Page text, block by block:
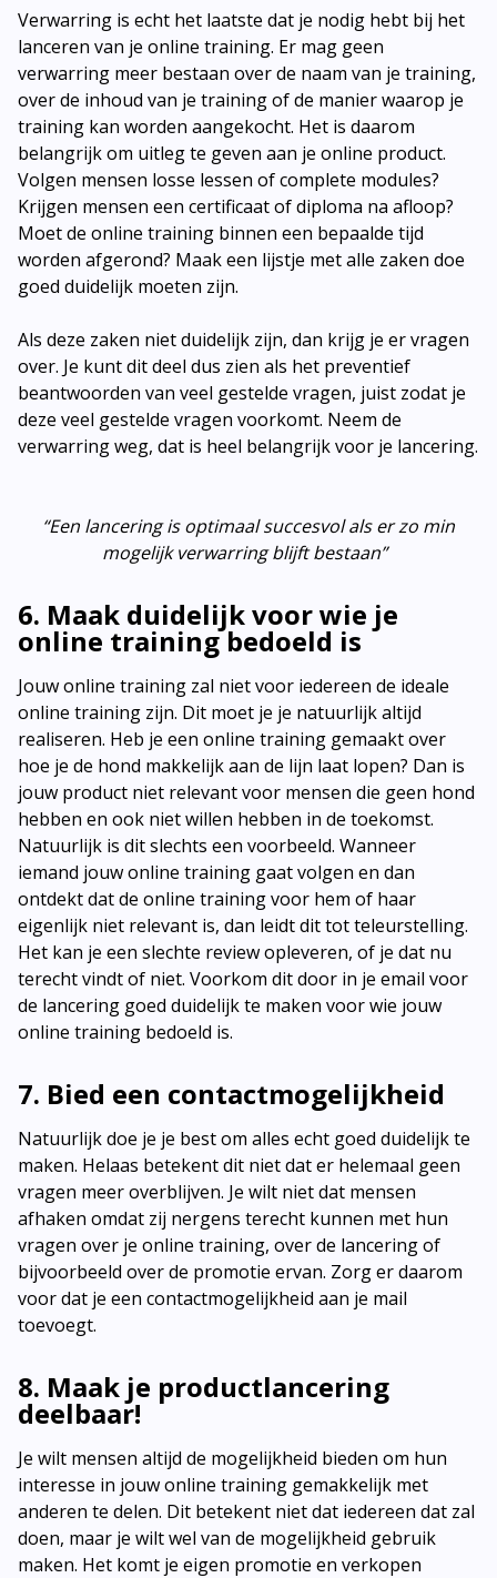
Verwarring is echt het laatste dat je nodig hebt bij het
lanceren van je online training. Er mag geen
verwarring meer bestaan over de naam van je training,
over de inhoud van je training of de manier waarop je
training kan worden aangekocht. Het is daarom
belangrijk om uitleg te geven aan je online product.
Volgen mensen losse lessen of complete modules?
Krijgen mensen een certificaat of diploma na afloop?
Moet de online training binnen een bepaalde tijd
worden afgerond? Maak een lijstje met alle zaken doe
goed duidelijk moeten zijn.
Als deze zaken niet duidelijk zijn, dan krijg je er vragen
over. Je kunt dit deel dus zien als het preventief
beantwoorden van veel gestelde vragen, juist zodat je
deze veel gestelde vragen voorkomt. Neem de
verwarring weg, dat is heel belangrijk voor je lancering.
“Een lancering is optimaal succesvol als er zo min
mogelijk verwarring blijft bestaan”
6. Maak duidelijk voor wie je
online training bedoeld is
Jouw online training zal niet voor iedereen de ideale
online training zijn. Dit moet je je natuurlijk altijd
realiseren. Heb je een online training gemaakt over
hoe je de hond makkelijk aan de lijn laat lopen? Dan is
jouw product niet relevant voor mensen die geen hond
hebben en ook niet willen hebben in de toekomst.
Natuurlijk is dit slechts een voorbeeld. Wanneer
iemand jouw online training gaat volgen en dan
ontdekt dat de online training voor hem of haar
eigenlijk niet relevant is, dan leidt dit tot teleurstelling.
Het kan je een slechte review opleveren, of je dat nu
terecht vindt of niet. Voorkom dit door in je email voor
de lancering goed duidelijk te maken voor wie jouw
online training bedoeld is.
7. Bied een contactmogelijkheid
Natuurlijk doe je je best om alles echt goed duidelijk te
maken. Helaas betekent dit niet dat er helemaal geen
vragen meer overblijven. Je wilt niet dat mensen
afhaken omdat zij nergens terecht kunnen met hun
vragen over je online training, over de lancering of
bijvoorbeeld over de promotie ervan. Zorg er daarom
voor dat je een contactmogelijkheid aan je mail
toevoegt.
8. Maak je productlancering
deelbaar!
Je wilt mensen altijd de mogelijkheid bieden om hun
interesse in jouw online training gemakkelijk met
anderen te delen. Dit betekent niet dat iedereen dat zal
doen, maar je wilt wel van de mogelijkheid gebruik
maken. Het komt je eigen promotie en verkopen